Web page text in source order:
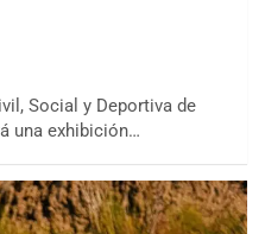
Social y Deportiva de
una exhibición…